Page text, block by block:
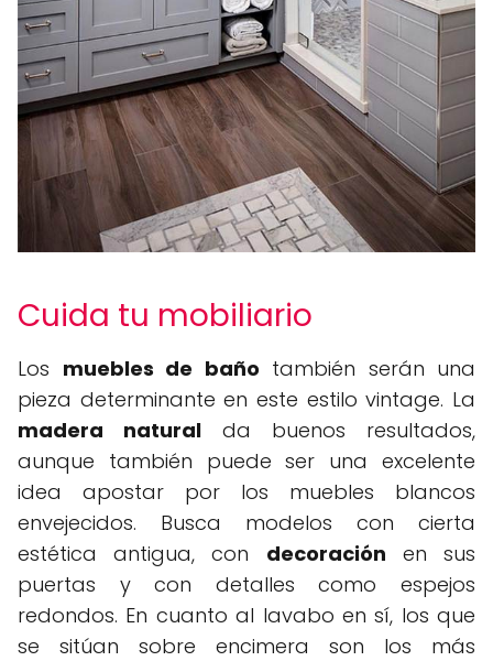
Cuida tu mobiliario
Los muebles de baño también serán una
pieza determinante en este estilo vintage. La
madera natural da buenos resultados,
aunque también puede ser una excelente
idea apostar por los muebles blancos
envejecidos. Busca modelos con cierta
estética antigua, con decoración en sus
puertas y con detalles como espejos
redondos. En cuanto al lavabo en sí, los que
se sitúan sobre encimera son los más